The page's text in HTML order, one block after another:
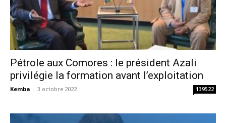
Pétrole aux Comores : le président Azali
privilégie la formation avant l’exploitation
Kemba - 3 octobre 2022 139522